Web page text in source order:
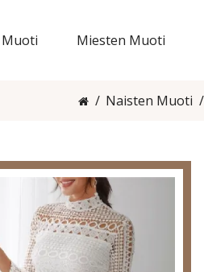
Miesten Muoti
Naisten Muoti